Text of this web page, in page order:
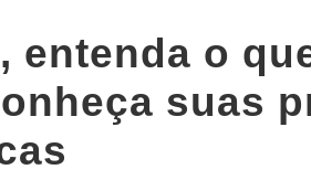
entenda o
suas